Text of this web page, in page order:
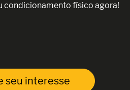
condicionamento físico agora!
seu interesse